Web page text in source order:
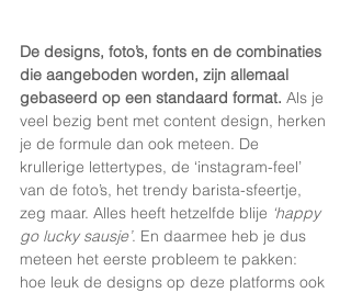
De designs, foto’s, fonts en de combinaties
die aangeboden worden, zijn allemaal
gebaseerd op een standaard format. Als je
veel bezig bent met content design, herken
je de formule dan ook meteen. De
krullerige lettertypes, de ‘instagram-feel’
van de foto’s, het trendy barista-sfeertje,
zeg maar. Alles heeft hetzelfde blije ‘happy
go lucky sausje’. En daarmee heb je dus
meteen het eerste probleem te pakken:
hoe leuk de designs op deze platforms ook